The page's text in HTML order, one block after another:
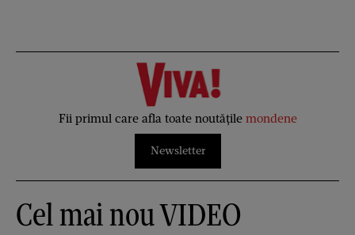
Fii primul care afla toate noutățile mondene
Newsletter
Cel mai nou VIDEO